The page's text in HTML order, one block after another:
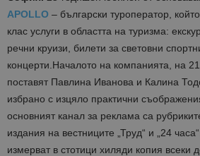
APOLLO – български туроператор,
клас услуги в областта на туризма:
речни круизи, билети за световни
концерти.Началото на компанията, на
поставят Павлина Иванова и Калина
избрано с изцяло практични
основният канал за реклама са
издания на вестниците „Труд“ и „24
измерват в стотици хиляди копия всеки